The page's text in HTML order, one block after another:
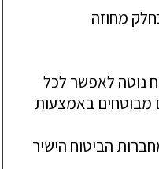
מחוזה
נוטה לאפשר לכל
מבוטחים באמצעות
הביטוח הישיר